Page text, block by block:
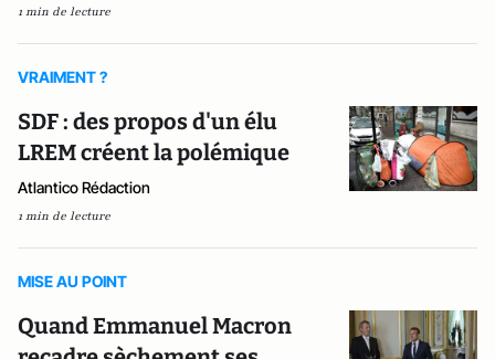
1 min de lecture
VRAIMENT ?
SDF : des propos d'un élu
LREM créent la polémique
Atlantico Rédaction
1 min de lecture
MISE AU POINT
Quand Emmanuel Macron